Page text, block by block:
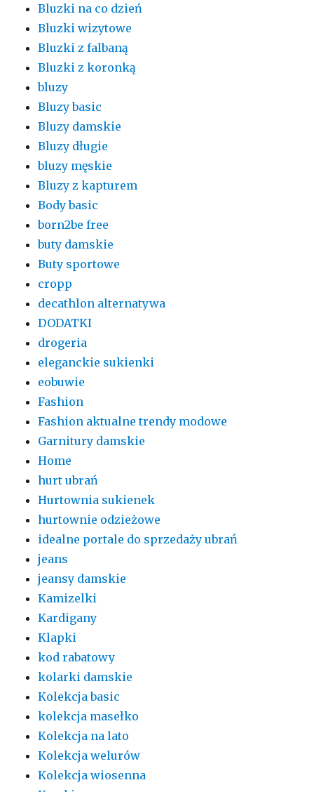
Bluzki na co dzień
Bluzki wizytowe
Bluzki z falbaną
Bluzki z koronką
bluzy
Bluzy basic
Bluzy damskie
Bluzy długie
bluzy męskie
Bluzy z kapturem
Body basic
born2be free
buty damskie
Buty sportowe
cropp
decathlon alternatywa
DODATKI
drogeria
eleganckie sukienki
eobuwie
Fashion
Fashion aktualne trendy modowe
Garnitury damskie
Home
hurt ubrań
Hurtownia sukienek
hurtownie odzieżowe
idealne portale do sprzedaży ubrań
jeans
jeansy damskie
Kamizelki
Kardigany
Klapki
kod rabatowy
kolarki damskie
Kolekcja basic
kolekcja masełko
Kolekcja na lato
Kolekcja welurów
Kolekcja wiosenna